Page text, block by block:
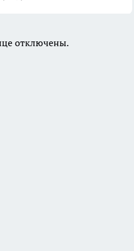
отключены.